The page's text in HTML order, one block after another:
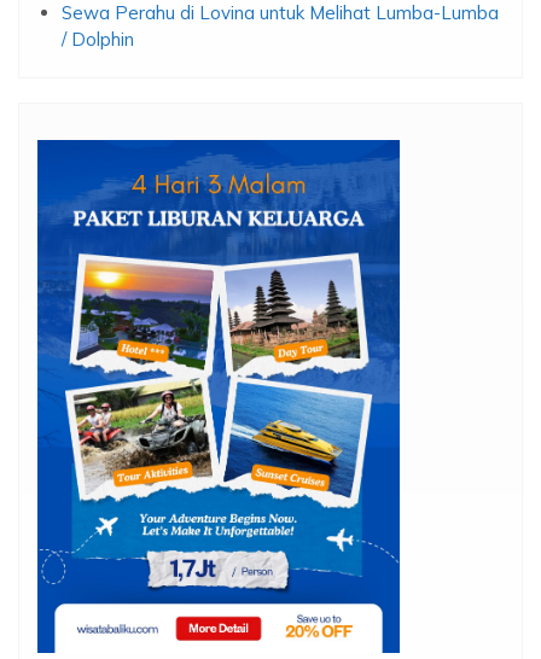
Sewa Perahu di Lovina untuk Melihat Lumba-Lumba
/ Dolphin